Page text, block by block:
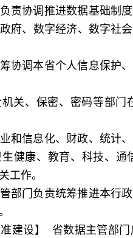
协调推进数据基础制度
府、数字经济、数字社
调本省个人信息保护、
、保密、密码等部门
信息化、财政、统计
健康、教育、科技、
工作。
门负责统筹推进本行
建设】 省数据主管部